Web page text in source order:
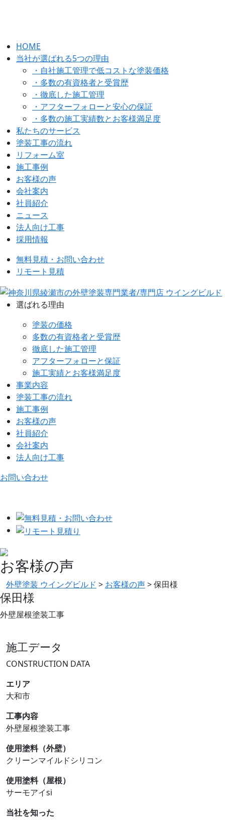
HOME
当社が選ばれる5つの理由
・自社施工管理で低コストな塗装価格
・多数の有資格者と受賞歴
・徹底した施工管理
・アフターフォローと安心の保証
・多数の施工実績数とお客様満足度
私たちのサービス
塗装工事の流れ
リフォーム室
施工事例
お客様の声
会社案内
社員紹介
ニュース
法人向け工事
採用情報
無料見積・お問い合わせ
リモート見積
選ばれる理由
塗装の価格
多数の有資格者と受賞歴
徹底した施工管理
アフターフォローと保証
施工実績とお客様満足度
事業内容
塗装工事の流れ
施工事例
お客様の声
社員紹介
会社案内
法人向け工事
お問い合わせ
お客様の声
外壁塗装 ウイングビルド > お客様の声>保田様
保田様
外壁屋根塗装工事
施工データ
CONSTRUCTION DATA
エリア
大和市
工事内容
外壁屋根塗装工事
使用塗料（外壁）
クリーンマイルドシリコン
使用塗料（屋根）
サーモアイsi
当社を知った